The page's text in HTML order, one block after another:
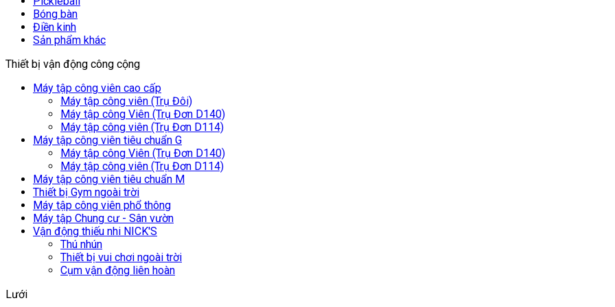
Bóng bàn
Điền kinh
Sản phẩm khác
Thiết bị vận động công cộng
Máy tập công viên cao cấp
Máy tập công viên (Trụ Đôi)
Máy tập công Viên (Trụ Đơn D140)
Máy tập công viên (Trụ Đơn D114)
Máy tập công viên tiêu chuẩn G
Máy tập công Viên (Trụ Đơn D140)
Máy tập công viên (Trụ Đơn D114)
Máy tập công viên tiêu chuẩn M
Thiết bị Gym ngoài trời
Máy tập công viên phổ thông
Máy tập Chung cư - Sân vườn
Vận động thiếu nhi NICK'S
Thú nhún
Thiết bị vui chơi ngoài trời
Cụm vận động liên hoàn
Lưới